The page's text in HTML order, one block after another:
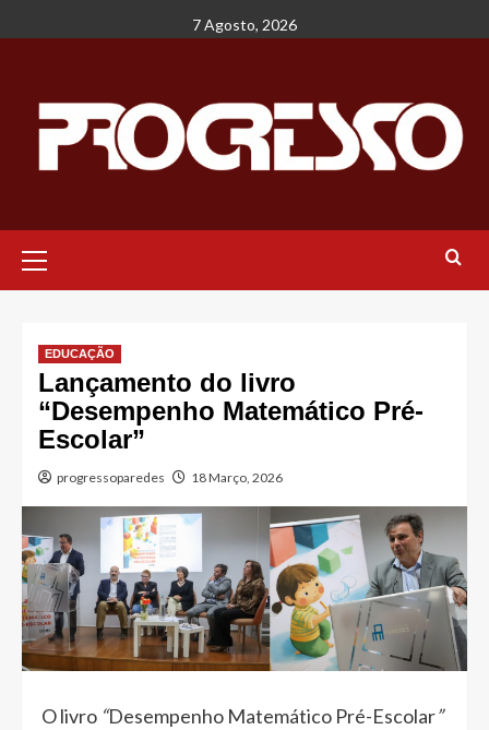
para
7 Agosto, 2026
principal
EDUCAÇÃO
Lançamento do livro
“Desempenho Matemático Pré-
Escolar”
progressoparedes 18 Março, 2026
O livro “Desempenho Matemático Pré-Escolar”